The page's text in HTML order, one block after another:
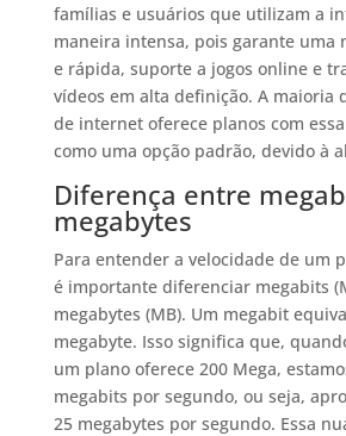
famílias e usuários que utilizam a
maneira intensa, pois garante uma
e rápida, suporte a jogos online e
vídeos em alta definição. A maioria
de internet oferece planos com
como uma opção padrão, devido à
Diferença entre
megabytes
Para entender a velocidade de um
é importante diferenciar megabits
megabytes (MB). Um megabit
megabyte. Isso significa que,
um plano oferece 200 Mega,
megabits por segundo, ou seja,
25 megabytes por segundo. Essa